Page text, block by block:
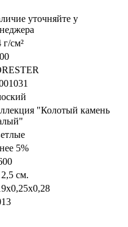
уточняйте у
г/см²
"Колотый камень
5%
см.